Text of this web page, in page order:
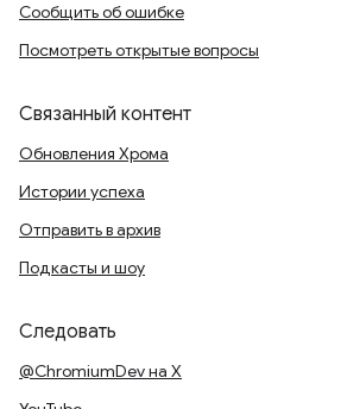
Сообщить об ошибке
Посмотреть открытые вопросы
Связанный контент
Обновления Хрома
Истории успеха
Отправить в архив
Подкасты и шоу
Следовать
@ChromiumDev на X